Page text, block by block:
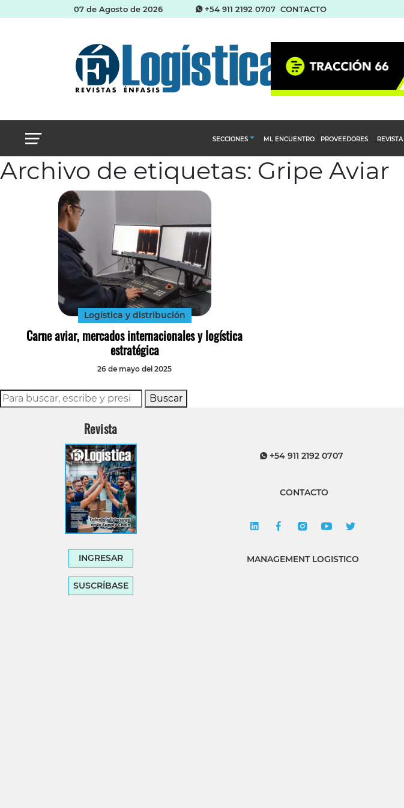
07 de Agosto de 2026 +54 911 2192 0707 CONTACTO
SECCIONES
Abastecimiento y compras
ML ENCUENTRO PROVEEDORES REVISTA
Archivo de etiquetas: Gripe Aviar
Logística y distribución
Carne aviar, mercados internacionales y logística
estratégica
26 de mayo del 2025
Buscar
Revista
INGRESAR
SUSCRÍBASE
+54 911 2192 0707
CONTACTO
MANAGEMENT LOGISTICO